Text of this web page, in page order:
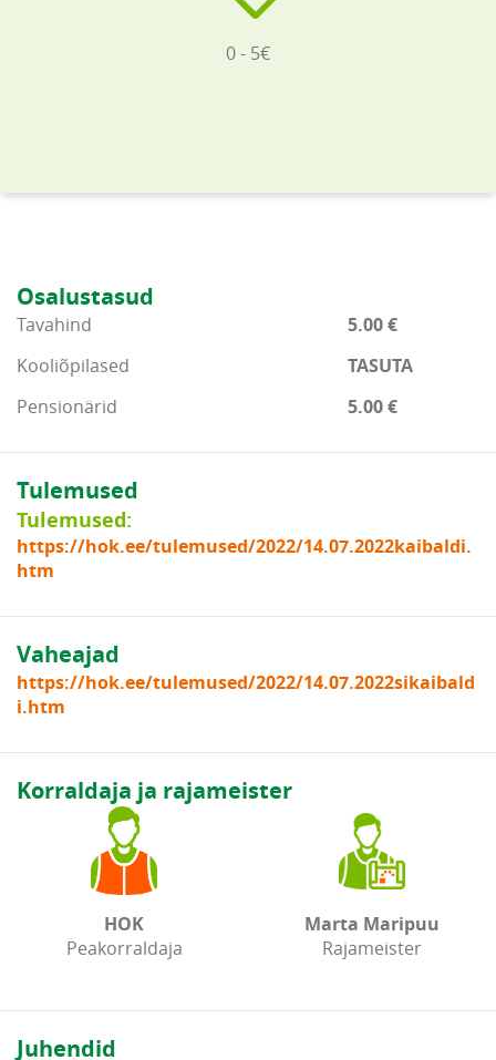
0 - 5€
Osalustasud
Tavahind
5.00 €
Kooliõpilased
TASUTA
Pensionärid
5.00 €
Tulemused
Tulemused:
https://hok.ee/tulemused/2022/14.07.2022kaibaldi.
htm
Vaheajad
https://hok.ee/tulemused/2022/14.07.2022sikaibald
i.htm
Korraldaja ja rajameister
HOK
Peakorraldaja
Marta Maripuu
Rajameister
Juhendid